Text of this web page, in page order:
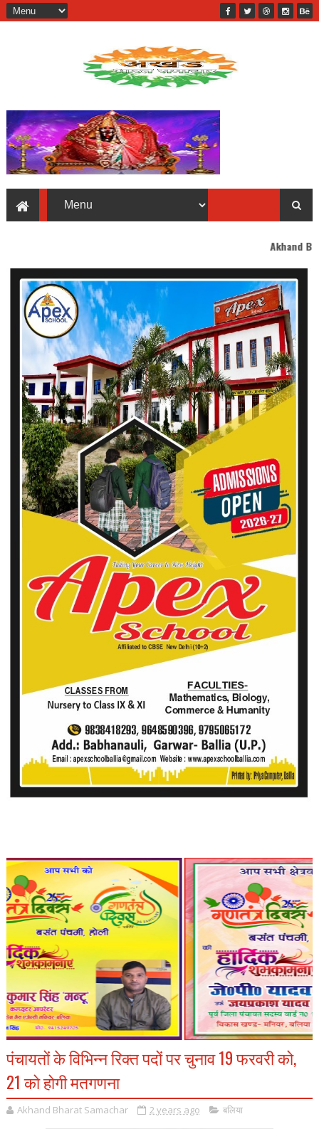
Akhand Bharat welcomes
पंचायतों के विभिन्न रिक्त पदों पर चुनाव 19 फरवरी को,
21 को होगी मतगणना
Akhand Bharat Samachar 2 years ago बलिया